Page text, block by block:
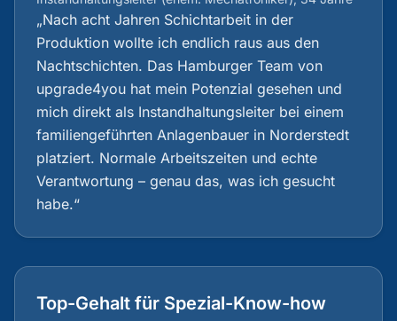
„Nach acht Jahren Schichtarbeit in der
Produktion wollte ich endlich raus aus den
Nachtschichten. Das Hamburger Team von
upgrade4you hat mein Potenzial gesehen und
mich direkt als Instandhaltungsleiter bei einem
familiengeführten Anlagenbauer in Norderstedt
platziert. Normale Arbeitszeiten und echte
Verantwortung – genau das, was ich gesucht
habe.“
Top-Gehalt für Spezial-Know-how